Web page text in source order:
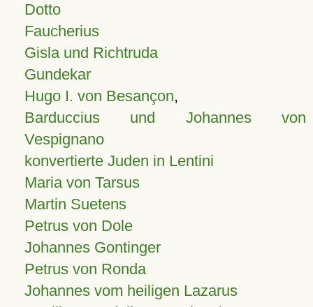
Dotto
Faucherius
Gisla und Richtruda
Gundekar
Hugo I. von Besançon,
Barduccius und Johannes von
Vespignano
konvertierte Juden in Lentini
Maria von Tarsus
Martin Suetens
Petrus von Dole
Johannes Gontinger
Petrus von Ronda
Johannes vom heiligen Lazarus